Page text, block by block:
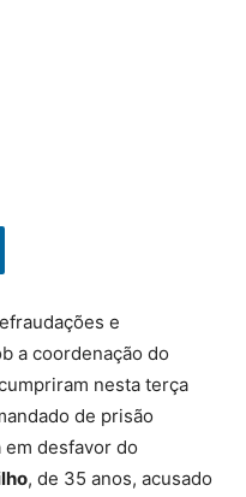
e
a coordenação do
nesta terça
de prisão
desfavor do
, de 35 anos, acusado